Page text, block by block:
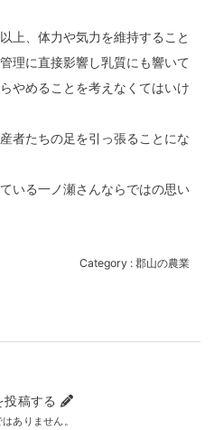
上、体力や気力を維持すること
理に直接影響し乳質にも響いて
やめることを考えなくてはいけ
者たちの足を引っ張ることにな
いる一ノ瀬さんならではの思い
Category : 郡山の農業
稿する
ありません。